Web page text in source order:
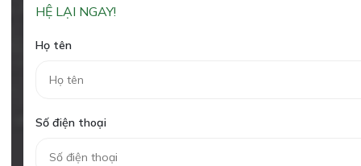
HỆ LẠI NGAY!
Họ tên
Số điện thoại